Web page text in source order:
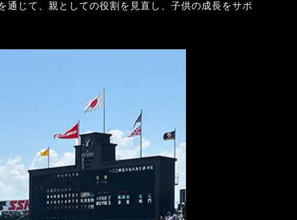
通じて、親としての役割を見直し、子供の成長をサポ